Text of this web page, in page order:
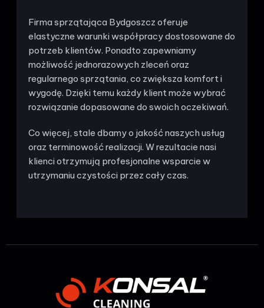
Firma sprzątająca Bydgoszcz oferuje
elastyczne warunki współpracy dostosowane do
potrzeb klientów. Ponadto zapewniamy
możliwość jednorazowych zleceń oraz
regularnego sprzątania, co zwiększa komfort i
wygodę. Dzięki temu każdy klient może wybrać
rozwiązanie dopasowane do swoich oczekiwań.
Co więcej, stale dbamy o jakość naszych usług
oraz terminowość realizacji. W rezultacie nasi
klienci otrzymują profesjonalne wsparcie w
utrzymaniu czystości przez cały czas.